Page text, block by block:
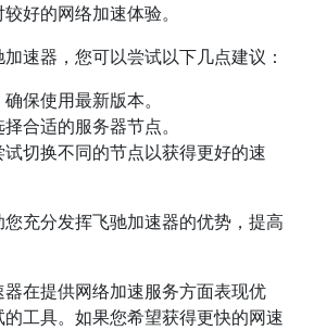
好的网络加速体验。
速器，您可以尝试以下几点建议：
保使用最新版本。
合适的服务器节点。
切换不同的节点以获得更好的速
充分发挥飞驰加速器的优势，提高
在提供网络加速服务方面表现优
工具。如果您希望获得更快的网速